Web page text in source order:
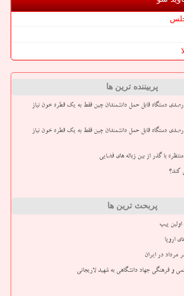
پربیننده ترین ها
سرطان با دقت ۹۵ درصدی دستگاه قابل حمل دانشمندان چین فقط به یک قطره خون نیاز
سرطان با دقت ۹۵ درصدی دستگاه قابل حمل دانشمندان چین فقط به یک قطره خون نیاز
با گذر از بین زباله های فضایی
کند؟
پربحث ترین ها
اولین پیپ
اروپا
مرداد در ایران
و فرهنگی جهاد دانشگاهی به شهید لاریجانی